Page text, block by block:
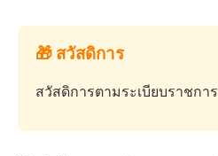
🎁 สวัสดิการ
สวัสดิการตามระเบียบราชการ